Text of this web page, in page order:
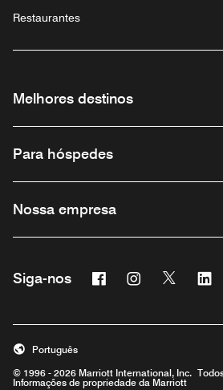
Restaurantes
Melhores destinos
Para hóspedes
Nossa empresa
Siga-nos FacebookInstagram
Twitter
© 1996 - 2026 Marriott International, Inc.
Informações de propriedade da Marriott
Português